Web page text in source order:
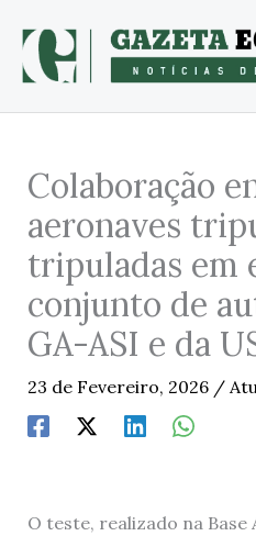
content
Colaboração
aeronaves
tripuladas em
conjunto de
GA-ASI e da
23 de Fevereiro, 2026 /
O teste, realizado na Base